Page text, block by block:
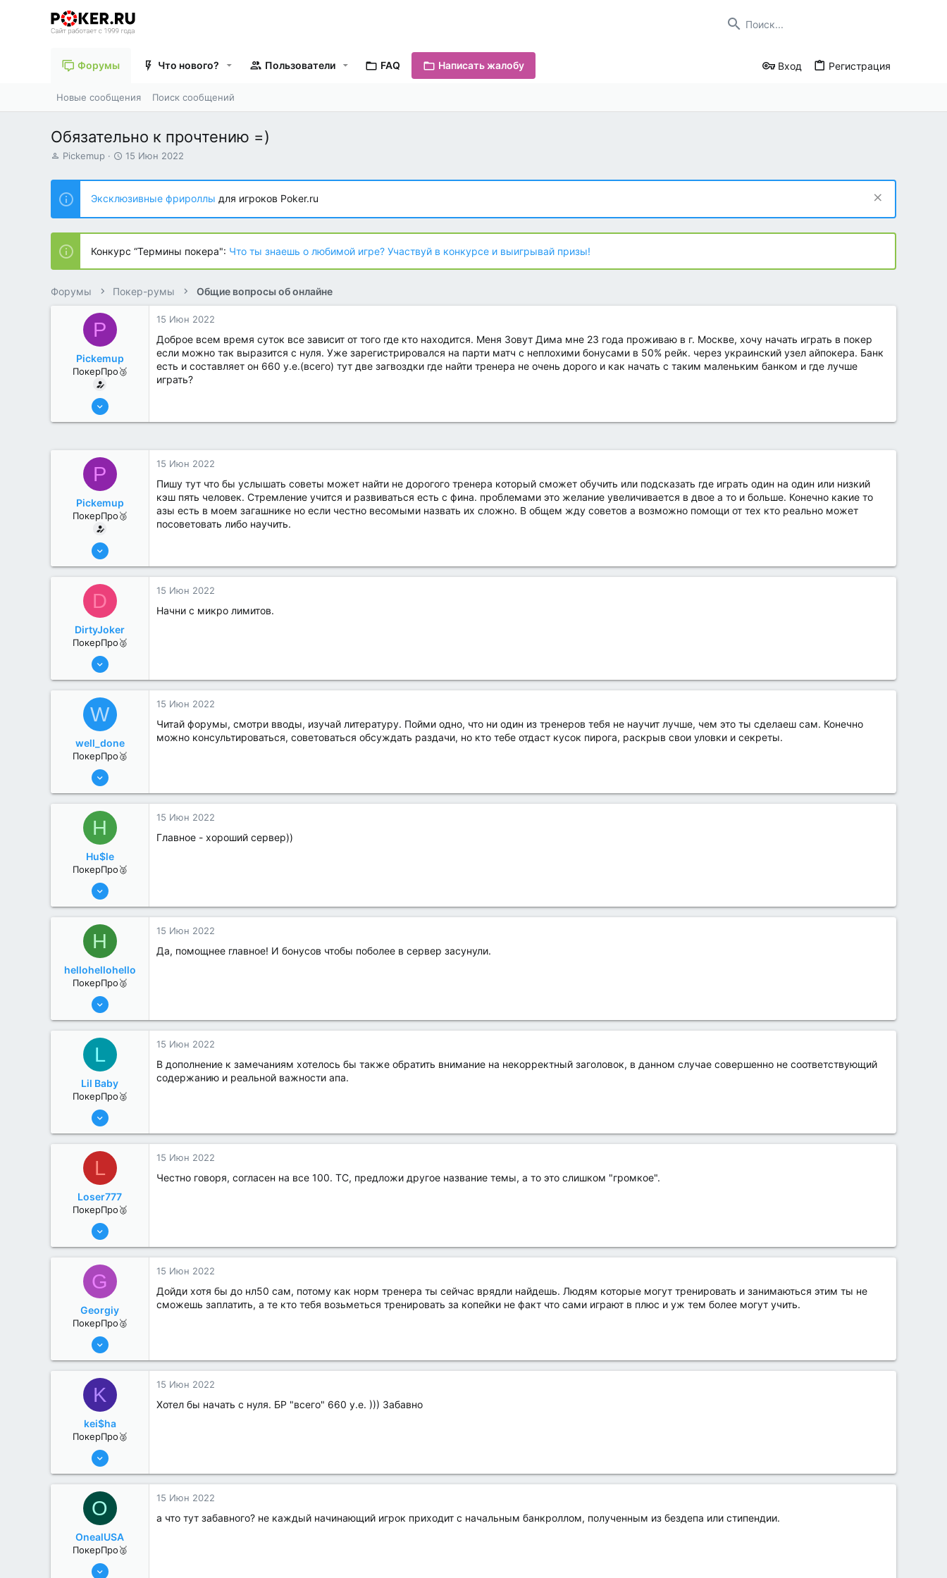
Форумы Что нового? Пользователи FAQ Написать жалобу Вход Регистрация
Новые сообщения Поиск сообщений
Обязательно к прочтению =)
А
т
о
р
т
е
м
ы
Pickemup
Д
т
н
а
ч
л
а
15 Июн 2022
Эксклюзивные фрироллы для игроков Poker.ru
Конкурс “Термины покера": Что ты знаешь о любимой игре? Участвуй в конкурсе и выигрывай призы!
Форумы Покер-румы Общие вопросы об онлайне
P
Pickemup
ПокерПро🥉
13 Июн 2022
15 Июн 2022
Доброе всем время суток все зависит от того где кто находится. Меня Зовут Дима мне 23 года проживаю в г. Москве, хочу начать играть в покер
если можно так выразится с нуля. Уже зарегистрировался на парти матч с неплохими бонусами в 50% рейк. через украинский узел айпокера. Банк
есть и составляет он 660 у.е.(всего) тут две загвоздки где найти тренера не очень дорого и как начать с таким маленьким банком и где лучше
играть?
P
Pickemup
ПокерПро🥉
13 Июн 2022
0
15 Июн 2022
Пишу тут что бы услышать советы может найти не дорогого тренера который сможет обучить или подсказать где играть один на один или низкий
кэш пять человек. Стремление учится и развиваться есть с фина. проблемами это желание увеличивается в двое а то и больше. Конечно какие то
азы есть в моем загашнике но если честно весомыми назвать их сложно. В общем жду советов а возможно помощи от тех кто реально может
посоветовать либо научить.
D
DirtyJoker
ПокерПро🥈
13 Июн 2022
1
15 Июн 2022
Начни с микро лимитов.
W
well_done
ПокерПро🥈
6 Июн 2022
0
15 Июн 2022
Читай форумы, смотри вводы, изучай литературу. Пойми одно, что ни один из тренеров тебя не научит лучше, чем это ты сделаеш сам. Конечно
можно консультироваться, советоваться обсуждать раздачи, но кто тебе отдаст кусок пирога, раскрыв свои уловки и секреты.
H
Hu$le
ПокерПро🥈
13 Июн 2022
2
15 Июн 2022
Главное - хороший сервер))
H
hellohellohello
ПокерПро🥈
8 Июн 2022
3
15 Июн 2022
Да, помощнее главное! И бонусов чтобы поболее в сервер засунули.
L
Lil Baby
ПокерПро🥈
8 Июн 2022
1
15 Июн 2022
В дополнение к замечаниям хотелось бы также обратить внимание на некорректный заголовок, в данном случае совершенно не соответствующий
содержанию и реальной важности апа.
L
Loser777
ПокерПро🥈
13 Июн 2022
0
15 Июн 2022
Честно говоря, согласен на все 100. ТС, предложи другое название темы, а то это слишком "громкое".
G
Georgiy
ПокерПро🥈
13 Июн 2022
1
15 Июн 2022
Дойди хотя бы до нл50 сам, потому как норм тренера ты сейчас врядли найдешь. Людям которые могут тренировать и занимаються этим ты не
сможешь заплатить, а те кто тебя возьметься тренировать за копейки не факт что сами играют в плюс и уж тем более могут учить.
K
kei$ha
ПокерПро🥈
8 Июн 2022
0
15 Июн 2022
Хотел бы начать с нуля. БР "всего" 660 у.е. ))) Забавно
O
OnealUSA
ПокерПро🥈
13 Июн 2022
15 Июн 2022
а что тут забавного? не каждый начинающий игрок приходит с начальным банкроллом, полученным из бездепа или стипендии.